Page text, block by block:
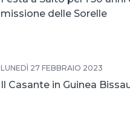
missione delle Sorelle
LUNEDÌ 27 FEBBRAIO 2023
Il Casante in Guinea